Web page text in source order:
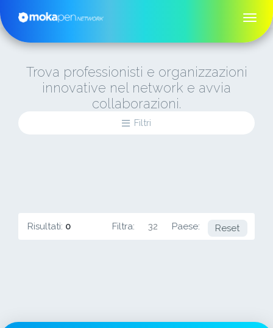
Trova professionisti e organizzazioni
innovative nel network e avvia
collaborazioni.
Filtri
Risultati: 0 Filtra: 32 Paese: PK
Reset